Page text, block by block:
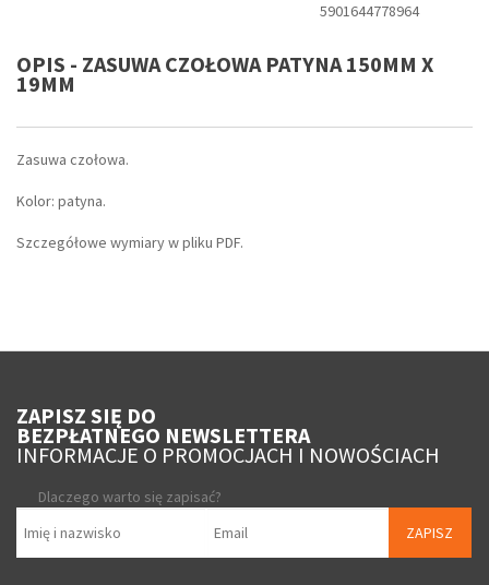
5901644778964
OPIS - ZASUWA CZOŁOWA PATYNA 150MM X
19MM
Zasuwa czołowa.
Kolor: patyna.
Szczegółowe wymiary w pliku PDF.
ZAPISZ SIĘ DO
BEZPŁATNEGO NEWSLETTERA
INFORMACJE O PROMOCJACH I NOWOŚCIACH
Dlaczego warto się zapisać?
ZAPISZ